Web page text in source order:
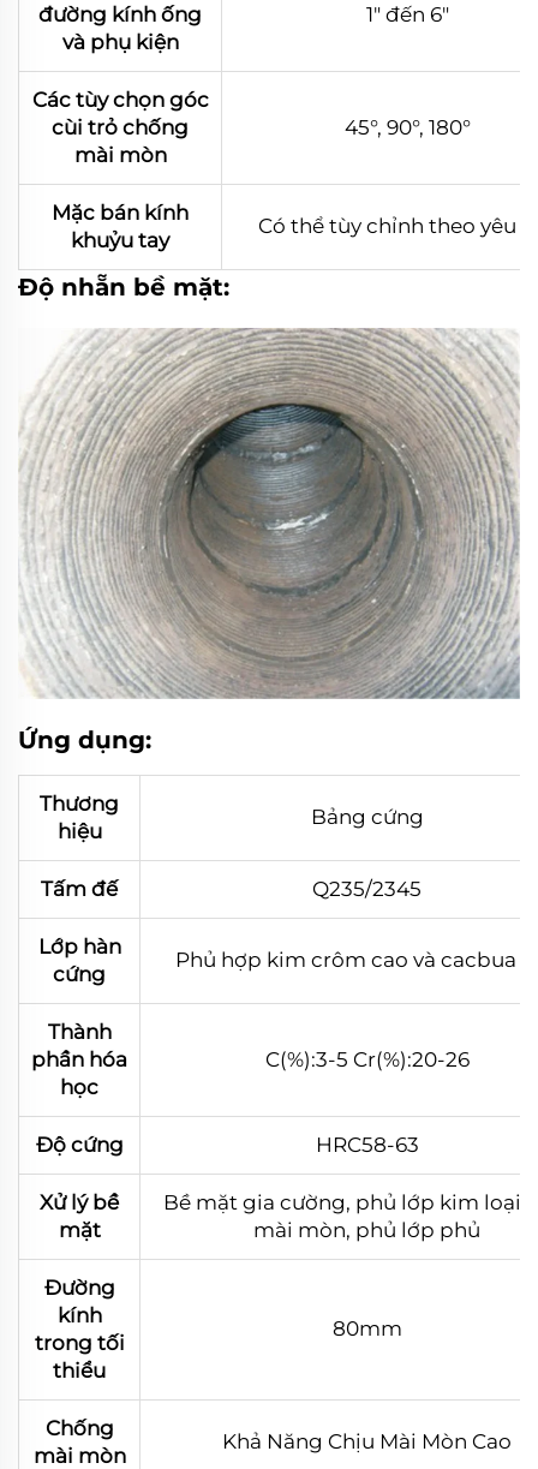
đường kính ống
và phụ kiện
1" đến 6"
Các tùy chọn góc
cùi trỏ chống
mài mòn
45°, 90°, 180°
Mặc bán kính
khuỷu tay
Có thể tùy chỉnh theo yêu
Độ nhẵn bề mặt:
Ứng dụng:
Thương
hiệu
Bảng cứng
Tấm đế Q235/2345
Lớp hàn
cứng
Phủ hợp kim crôm cao và cacbua
Thành
phần hóa
học
C(%):3-5 Cr(%):20-26
Độ cứng HRC58-63
Xử lý bề
mặt
Bề mặt gia cường, phủ lớp kim loại
mài mòn, phủ lớp phủ
Đường
kính
trong tối
thiểu
80mm
Chống
mài mòn
Khả Năng Chịu Mài Mòn Cao